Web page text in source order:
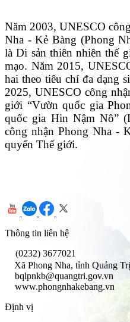
Năm 2003, UNESCO
Nha - Kẻ Bàng (Phong
là Di sản thiên nhiên thế
mạo. Năm 2015,
hai theo tiêu chí đa dạng
2025, UNESCO công
giới “Vườn quốc gia
quốc gia Hin Nậm Nô”
công nhận Phong Nha -
quyển Thế giới.
Thông tin liên hệ
(0232) 3677021
Xã Phong Nha, tỉnh Quảng Trị
bqlpnkb@quangtri.gov.vn
www.phongnhakebang.vn
Định vị